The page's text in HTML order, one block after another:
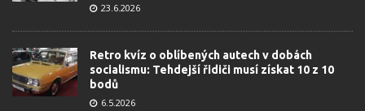
23.6.2026
Retro kvíz o oblíbených autech v dobách
socialismu: Tehdejší řidiči musí získat 10 z 10
bodů
6.5.2026